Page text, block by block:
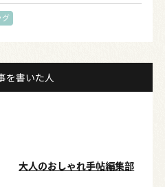
グ
を書いた人
大人のおしゃれ手帖編集部